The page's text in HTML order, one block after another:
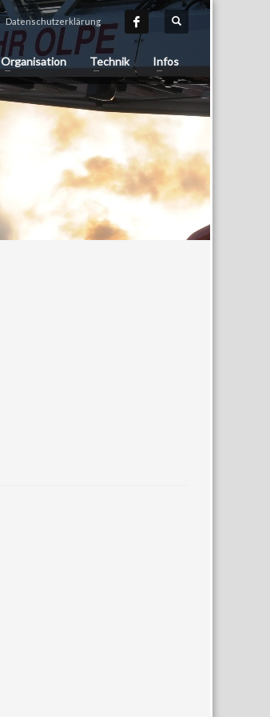
Datenschutzerklärung
Organisation Technik Infos